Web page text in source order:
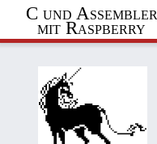
C und Assembler
mit Raspberry